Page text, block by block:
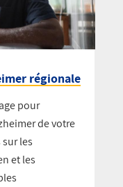
régionale
pour
de votre
les
et les